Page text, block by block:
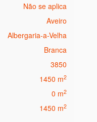
Não se aplica
Aveiro
Albergaria-a-Velha
Branca
3850
1450 m2
0 m2
1450 m2